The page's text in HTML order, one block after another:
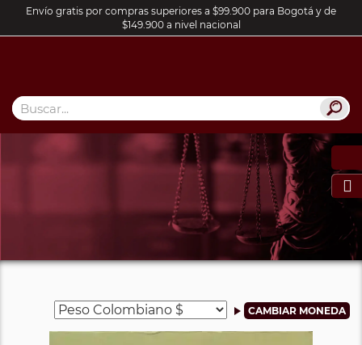
Envío gratis por compras superiores a $99.900 para Bogotá y de
$149.900 a nivel nacional
